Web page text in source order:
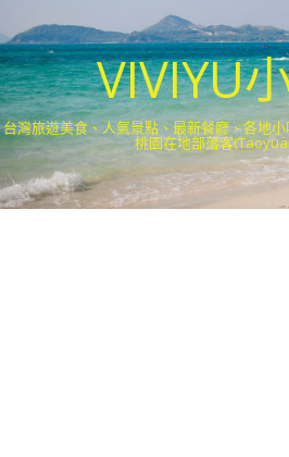
VIVIYU
台灣旅遊美食、人氣景點、最新餐廳、各地
桃園在地部落客